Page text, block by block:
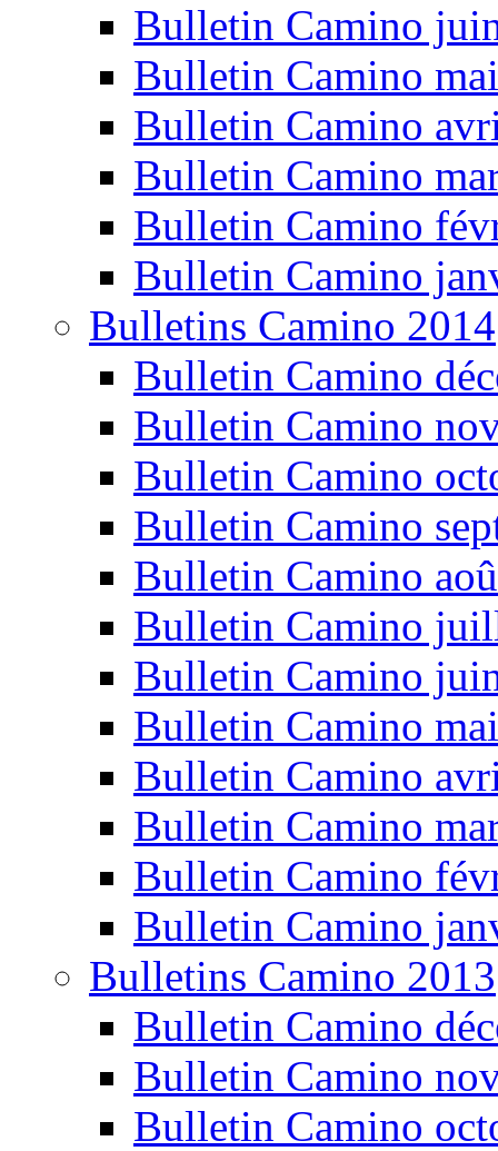
Bulletin Camino
Bulletin Camino
Bulletin Camino
Bulletin Camino
Bulletin Camino
Bulletin Camino
Bulletins Camino 2014
Bulletin Camino
Bulletin Camino
Bulletin Camino
Bulletin Camino
Bulletin Camino
Bulletin Camino
Bulletin Camino
Bulletin Camino
Bulletin Camino
Bulletin Camino
Bulletin Camino
Bulletin Camino
Bulletins Camino 2013
Bulletin Camino
Bulletin Camino
Bulletin Camino